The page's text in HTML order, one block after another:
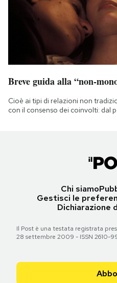
Breve guida alla “non-
Cioè ai tipi di relazioni non
con il consenso dei coinvolti: dal
Chi siamo
Gestisci le
Dichiarazione
Il Post è una testata registrata
28 settembre 2009 - ISSN 2610-